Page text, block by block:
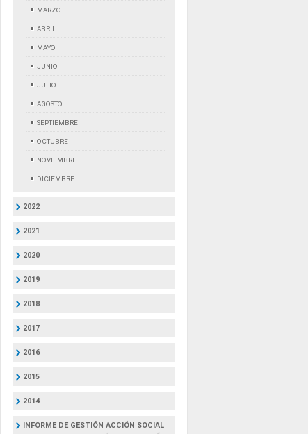
MARZO
ABRIL
MAYO
JUNIO
JULIO
AGOSTO
SEPTIEMBRE
OCTUBRE
NOVIEMBRE
DICIEMBRE
2022
2021
2020
2019
2018
2017
2016
2015
2014
INFORME DE GESTIÓN ACCIÓN SOCIAL